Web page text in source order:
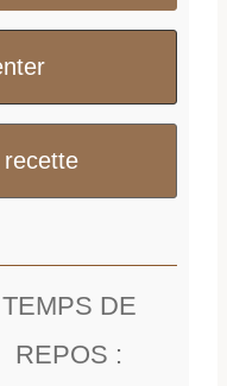
recette
TEMPS DE
REPOS :